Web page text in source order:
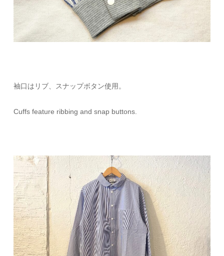
袖口はリブ、スナップボタン使用。
Cuffs feature ribbing and snap buttons.